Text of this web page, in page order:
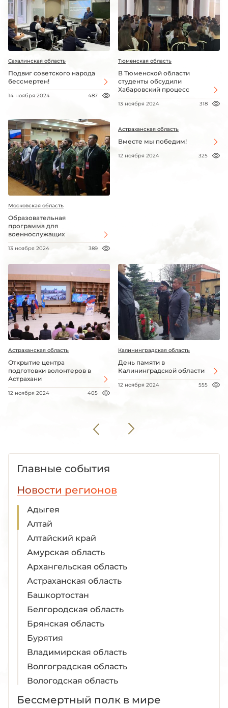
Сахалинская область
Подвиг советского народа
бессмертен!
14 ноября 2024 487
Тюменская область
В Тюменской области
студенты обсудили
Хабаровский процесс
13 ноября 2024 318
Московская область
Образовательная
программа для
военнослужащих
13 ноября 2024 389
Астраханская область
Вместе мы победим!
12 ноября 2024 325
Астраханская область
Открытие центра
подготовки волонтеров в
Астрахани
12 ноября 2024 405
Калининградская область
День памяти в
Калининградской области
12 ноября 2024 555
Главные события
Новости регионов
Адыгея
Алтай
Алтайский край
Амурская область
Архангельская область
Астраханская область
Башкортостан
Белгородская область
Брянская область
Бурятия
Владимирская область
Волгоградская область
Вологодская область
Воронежская область
Бессмертный полк в мире